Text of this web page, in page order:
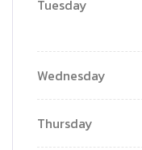
Tuesday
Wednesday
Thursday